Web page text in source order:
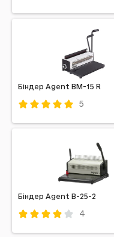
Біндер Agent BM-15 R
5
Примітка: 3:1
Біндер Agent B-25-2
4